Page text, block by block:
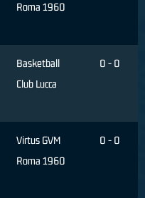
Roma 1960
Basketball
Club Lucca
0 - 0
Virtus GVM
Roma 1960
0 - 0